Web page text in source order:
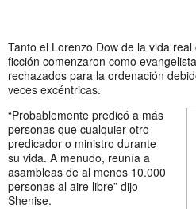
Tanto el Lorenzo Dow de la vida
ficción comenzaron como
rechazados para la ordenación
veces excéntricas.
“Probablemente predicó a más
personas que cualquier otro
predicador o ministro durante
su vida. A menudo, reunía a
asambleas de al menos 10.000
personas al aire libre” dijo
Shenise.